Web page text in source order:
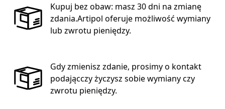
Kupuj bez obaw: masz 30 dni na zmianę
zdania.Artipol oferuje możliwość wymiany
lub zwrotu pieniędzy.
Gdy zmienisz zdanie, prosimy o kontakt
podającczy życzysz sobie wymiany czy
zwrotu pieniędzy.